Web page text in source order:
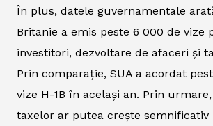
În plus, datele guvernamentale
Britanie a emis peste 6 000 de vize
investitori, dezvoltare de afaceri și
Prin comparație, SUA a acordat
vize H-1B în același an. Prin
taxelor ar putea crește